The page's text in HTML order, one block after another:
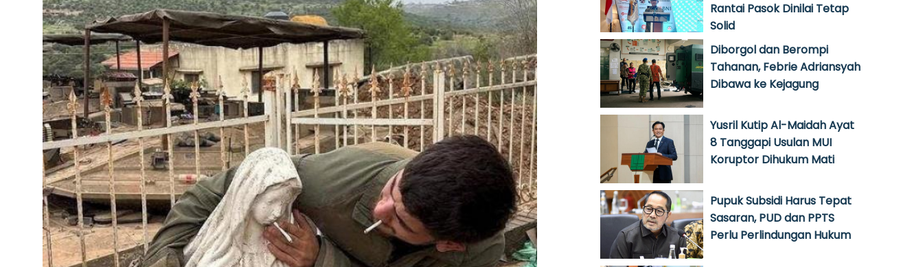
Rantai Pasok Dinilai Tetap
Solid
Diborgol dan Berompi
Tahanan, Febrie Adriansyah
Dibawa ke Kejagung
Yusril Kutip Al-Maidah Ayat
8 Tanggapi Usulan MUI
Koruptor Dihukum Mati
Pupuk Subsidi Harus Tepat
Sasaran, PUD dan PPTS
Perlu Perlindungan Hukum